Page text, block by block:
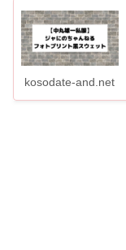
kosodate-and.net